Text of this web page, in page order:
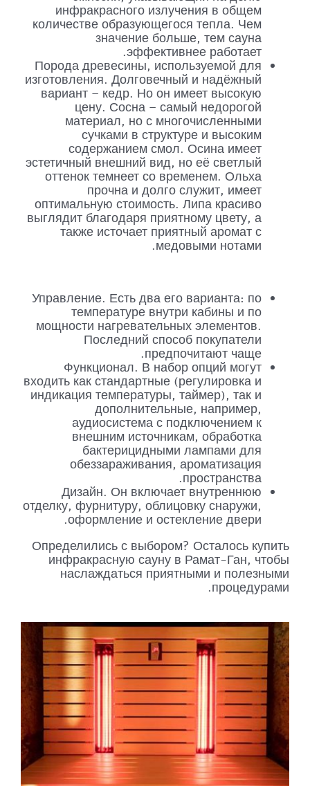
инфракрасного излучения в общем
количестве образующегося тепла. Чем
значение больше, тем сауна
эффективнее работает.
Порода древесины, используемой для
изготовления. Долговечный и надёжный
вариант – кедр. Но он имеет высокую
цену. Сосна – самый недорогой
материал, но с многочисленными
сучками в структуре и высоким
содержанием смол. Осина имеет
эстетичный внешний вид, но её светлый
оттенок темнеет со временем. Ольха
прочна и долго служит, имеет
оптимальную стоимость. Липа красиво
выглядит благодаря приятному цвету, а
также источает приятный аромат с
медовыми нотами.
Управление. Есть два его варианта: по
температуре внутри кабины и по
мощности нагревательных элементов.
Последний способ покупатели
предпочитают чаще.
Функционал. В набор опций могут
входить как стандартные (регулировка и
индикация температуры, таймер), так и
дополнительные, например,
аудиосистема с подключением к
внешним источникам, обработка
бактерицидными лампами для
обеззараживания, ароматизация
пространства.
Дизайн. Он включает внутреннюю
отделку, фурнитуру, облицовку снаружи,
оформление и остекление двери.
Определились с выбором? Осталось купить
инфракрасную сауну в Рамат-Ган, чтобы
наслаждаться приятными и полезными
процедурами.